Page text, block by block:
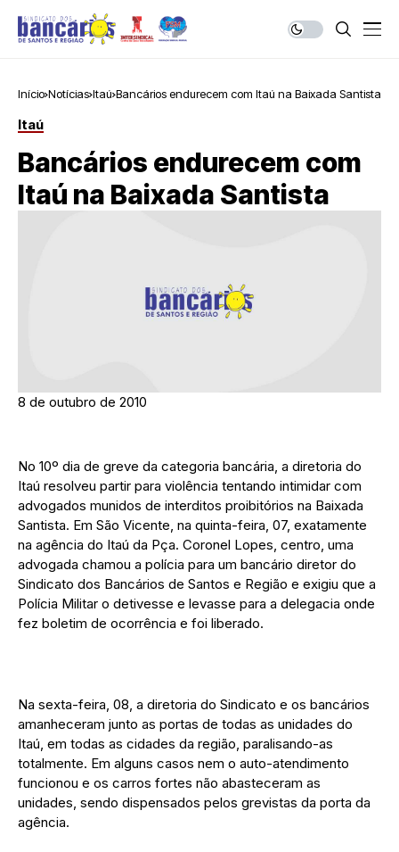
Início Notícias Itaú Bancários endurecem com Itaú na Baixada Santista
Itaú
Bancários endurecem com
Itaú na Baixada Santista
8 de outubro de 2010
No 10º dia de greve da categoria bancária, a diretoria do
Itaú resolveu partir para violência tentando intimidar com
advogados munidos de interditos proibitórios na Baixada
Santista. Em São Vicente, na quinta-feira, 07, exatamente
na agência do Itaú da Pça. Coronel Lopes, centro, uma
advogada chamou a polícia para um bancário diretor do
Sindicato dos Bancários de Santos e Região e exigiu que a
Polícia Militar o detivesse e levasse para a delegacia onde
fez boletim de ocorrência e foi liberado.
Na sexta-feira, 08, a diretoria do Sindicato e os bancários
amanheceram junto as portas de todas as unidades do
Itaú, em todas as cidades da região, paralisando-as
totalmente. Em alguns casos nem o auto-atendimento
funcionou e os carros fortes não abasteceram as
unidades, sendo dispensados pelos grevistas da porta da
agência.